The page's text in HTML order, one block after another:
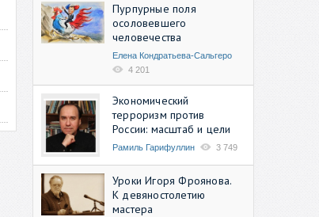
Пурпурные поля
осоловевшего
человечества
Елена Кондратьева-Сальгеро
4 201
Экономический
терроризм против
России: масштаб и цели
Рамиль Гарифуллин 3 749
Уроки Игоря Фроянова.
К девяностолетию
мастера